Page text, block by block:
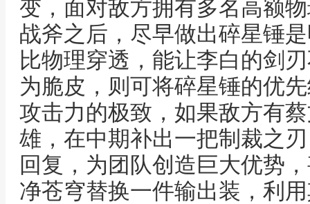
变，面对敌方拥有多名高额
战斧之后，尽早做出碎星锤
比物理穿透，能让李白的剑
为脆皮，则可将碎星锤的优
攻击力的极致，如果敌方有
雄，在中期补出一把制裁之
回复，为团队创造巨大优势
净苍穹替换一件输出装，利